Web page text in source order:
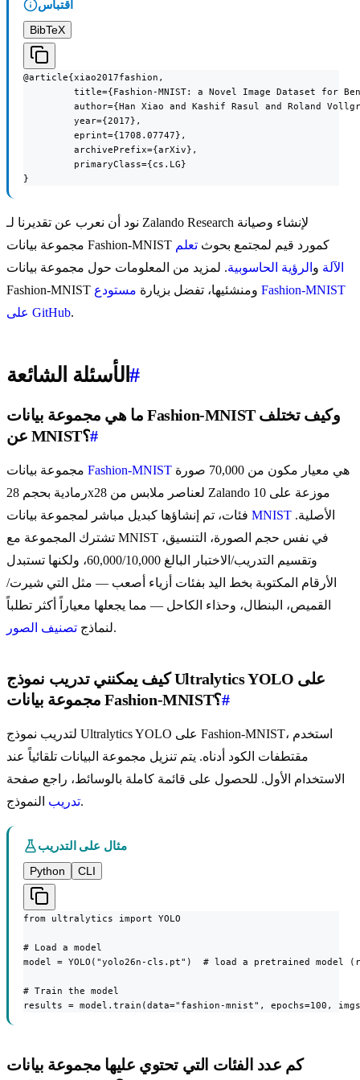
اقتباس
BibTeX
@article{xiao2017fashion,
title={Fashion-MNIST: a Novel Image Dataset for
author={Han Xiao and Kashif Rasul and Roland
         year={2017},
         eprint={1708.07747},
         archivePrefix={arXiv},
         primaryClass={cs.LG}
}
نود أن نعرب عن تقديرنا لـ Zalando Research لإنشاء وصيانة
مجموعة بيانات Fashion-MNIST كمورد قيم لمجتمع بحوث تعلم
الآلة و الرؤية الحاسوبية. لمزيد من المعلومات حول مجموعة بيانات
Fashion-MNIST ومنشئيها، تفضل بزيارة مستودع Fashion-MNIST
على GitHub.
الأسئلة الشائعة#
ما هي مجموعة بيانات Fashion-MNIST وكيف تختلف
عن MNIST؟#
Fashion-MNIST
رمادية بحجم 28x28 لعناصر ملابس من Zalando موزعة على 10
MNIST
تشترك المجموعة مع MNIST في نفس حجم الصورة، التنسيق،
وتقسيم التدريب/الاختبار البالغ 60,000/10,000، ولكنها تستبدل
الأرقام المكتوبة بخط اليد بفئات أزياء أصعب — مثل التي شيرت/
القميص، البنطال، وحذاء الكاحل — مما يجعلها معياراً أكثر تطلباً
لنماذج تصنيف الصور .
كيف يمكنني تدريب نموذج Ultralytics YOLO على
مجموعة بيانات Fashion-MNIST؟#
لتدريب نموذج Ultralytics YOLO على Fashion-MNIST، استخدم
مقتطفات الكود أدناه. يتم تنزيل مجموعة البيانات تلقائياً عند
الاستخدام الأول. للحصول على قائمة كاملة بالوسائط، راجع صفحة
تدريبالنموذج.
مثال على التدريب
Python
CLI
from ultralytics import YOLO
# Load a model
model = YOLO("yolo26n-cls.pt")  # load a pretrained model
# Train the model
results = model.train(data="fashion-mnist", epochs=100,
كم عدد الفئات التي تحتوي عليها مجموعة بيانات